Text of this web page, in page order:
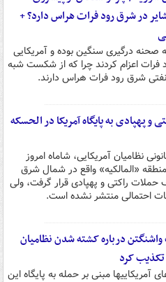
در شرق رود فرات هراس دارد؟ +
درگیری سنگین بوده و آمریکایی
اعزام کردند چرا که از شکست شبه
شرق رود فرات هراس دارند.
و پهپادی به پایگاه آمریکا در الحسکه
نظامیان آمریکایی، شاماه امروز
«المالکیه» واقع در شمال شرق
راکتی و پهپادی قرار گرفت، ولی
احتمالی منتشر نشده است.
واشنگتن درباره کشته شدن نظامیان
تکذیب کرد
آمریکاییها مبنی بر حمله به پایگاه این